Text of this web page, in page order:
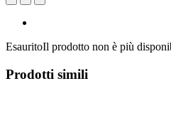
EsauritoIl prodotto non è più
Prodotti simili